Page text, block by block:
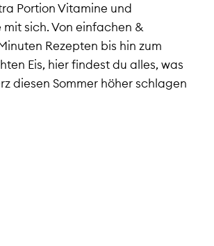
Portion Vitamine und
sich. Von einfachen &
Rezepten bis hin zum
Eis, hier findest du alles, was
diesen Sommer höher schlagen